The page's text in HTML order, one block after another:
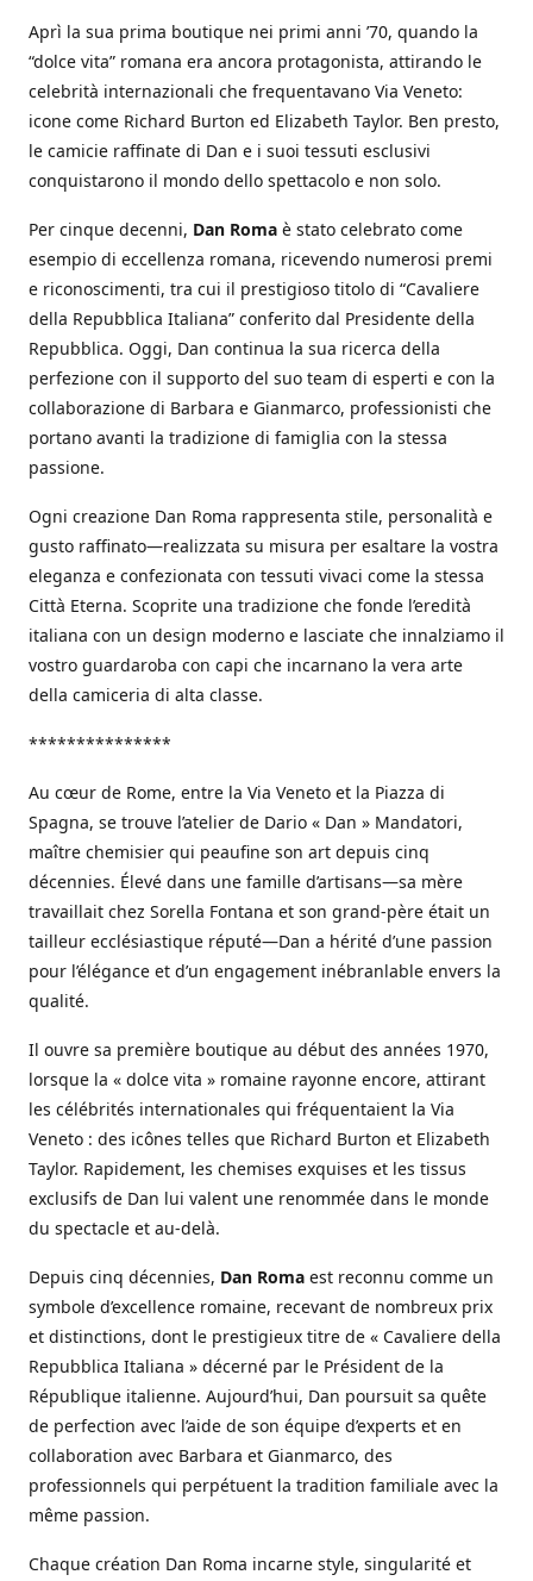
Aprì la sua prima boutique nei primi anni ’70, quando la
“dolce vita” romana era ancora protagonista, attirando le
celebrità internazionali che frequentavano Via Veneto:
icone come Richard Burton ed Elizabeth Taylor. Ben presto,
le camicie raffinate di Dan e i suoi tessuti esclusivi
conquistarono il mondo dello spettacolo e non solo.
Per cinque decenni, Dan Roma è stato celebrato come
esempio di eccellenza romana, ricevendo numerosi premi
e riconoscimenti, tra cui il prestigioso titolo di “Cavaliere
della Repubblica Italiana” conferito dal Presidente della
Repubblica. Oggi, Dan continua la sua ricerca della
perfezione con il supporto del suo team di esperti e con la
collaborazione di Barbara e Gianmarco, professionisti che
portano avanti la tradizione di famiglia con la stessa
passione.
Ogni creazione Dan Roma rappresenta stile, personalità e
gusto raffinato—realizzata su misura per esaltare la vostra
eleganza e confezionata con tessuti vivaci come la stessa
Città Eterna. Scoprite una tradizione che fonde l’eredità
italiana con un design moderno e lasciate che innalziamo il
vostro guardaroba con capi che incarnano la vera arte
della camiceria di alta classe.
***************
Au cœur de Rome, entre la Via Veneto et la Piazza di
Spagna, se trouve l’atelier de Dario « Dan » Mandatori,
maître chemisier qui peaufine son art depuis cinq
décennies. Élevé dans une famille d’artisans—sa mère
travaillait chez Sorella Fontana et son grand-père était un
tailleur ecclésiastique réputé—Dan a hérité d’une passion
pour l’élégance et d’un engagement inébranlable envers la
qualité.
Il ouvre sa première boutique au début des années 1970,
lorsque la « dolce vita » romaine rayonne encore, attirant
les célébrités internationales qui fréquentaient la Via
Veneto : des icônes telles que Richard Burton et Elizabeth
Taylor. Rapidement, les chemises exquises et les tissus
exclusifs de Dan lui valent une renommée dans le monde
du spectacle et au-delà.
Depuis cinq décennies, Dan Roma est reconnu comme un
symbole d’excellence romaine, recevant de nombreux prix
et distinctions, dont le prestigieux titre de « Cavaliere della
Repubblica Italiana » décerné par le Président de la
République italienne. Aujourd’hui, Dan poursuit sa quête
de perfection avec l’aide de son équipe d’experts et en
collaboration avec Barbara et Gianmarco, des
professionnels qui perpétuent la tradition familiale avec la
même passion.
Chaque création Dan Roma incarne style, singularité et